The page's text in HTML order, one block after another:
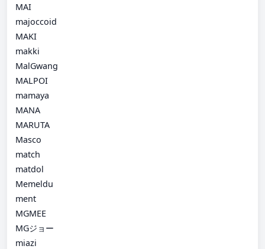
MAI
majoccoid
MAKI
makki
MalGwang
MALPOI
mamaya
MANA
MARUTA
Masco
match
matdol
Memeldu
ment
MGMEE
MGジョー
miazi